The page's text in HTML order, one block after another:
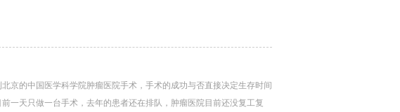
京的中国医学科学院肿瘤医院手术，手术的成功与否直接决定生存时间
一天只做一台手术，去年的患者还在排队，肿瘤医院目前还没复工复